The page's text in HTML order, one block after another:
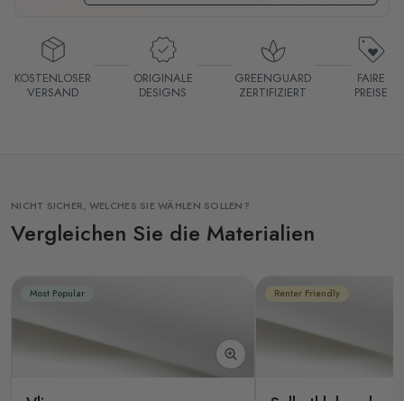
KOSTENLOSER
VERSAND
ORIGINALE
DESIGNS
GREENGUARD
ZERTIFIZIERT
FAIRE
PREISE
NICHT SICHER, WELCHES SIE WÄHLEN SOLLEN?
Vergleichen Sie die Materialien
Most Popular Renter Friendly